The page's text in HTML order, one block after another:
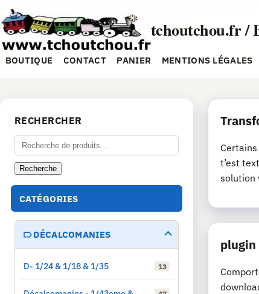
Aller
au
contenu
tchoutchou.fr /
BOUTIQUE CONTACT PANIER MENTIONS LÉGALES
t’est
solution
plugin
RECHERCHER
Recherche
pour :
Recherche
CATÉGORIES
DÉCALCOMANIES
D- 1/24 & 1/18 & 1/35 13